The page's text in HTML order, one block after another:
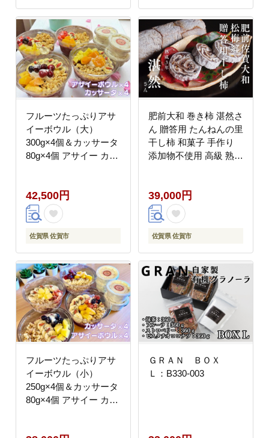
フルーツたっぷりアサ
イーボウル（大）
300g×4個＆カッサータ
80g×4個 アサイー カッ
42,500円
佐賀県 佐賀市
肥前大和 巻き柿 湛然さ
ん 贈答用 たんねんの里
干し柿 和菓子 手作り
添加物不使用 高級 熟成
39,000円
佐賀県 佐賀市
フルーツたっぷりアサ
イーボウル（小）
250g×4個＆カッサータ
80g×4個 アサイー カッ
ＧＲＡＮ ＢＯＸ
Ｌ：B330-003